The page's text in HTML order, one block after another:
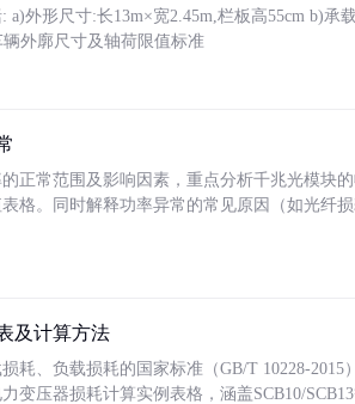
a)外形尺寸:长13m×宽2.45m,栏板高55cm b)承
外廓尺寸及轴荷限值标准
正常范围及影响因素，重点分析千兆光模块
格。同时解释功率异常的常见原因（如光纤
及计算方法
耗、负载损耗的国家标准（GB/T 10228-
变压器损耗计算实例表格，涵盖SCB10/